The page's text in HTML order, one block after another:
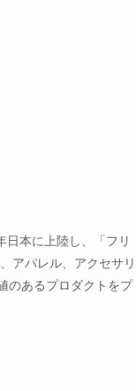
本に上陸し、「フリ
アパレル、アクセサリ
のあるプロダクトをプ